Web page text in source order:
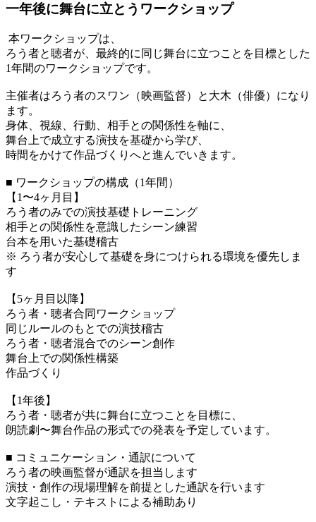
一年後に舞台に立とうワークショップ
本ワークショップは、
ろう者と聴者が、最終的に同じ舞台に立つことを目標とした
1年間のワークショップです。
主催者はろう者のスワン（映画監督）と大木（俳優）になり
ます。
身体、視線、行動、相手との関係性を軸に、
舞台上で成立する演技を基礎から学び、
時間をかけて作品づくりへと進んでいきます。
■ ワークショップの構成（1年間）
【1〜4ヶ月目】
ろう者のみでの演技基礎トレーニング
相手との関係性を意識したシーン練習
台本を用いた基礎稽古
※ ろう者が安心して基礎を身につけられる環境を優先しま
す
【5ヶ月目以降】
ろう者・聴者合同ワークショップ
同じルールのもとでの演技稽古
ろう者・聴者混合でのシーン創作
舞台上での関係性構築
作品づくり
【1年後】
ろう者・聴者が共に舞台に立つことを目標に、
朗読劇〜舞台作品の形式での発表を予定しています。
■ コミュニケーション・通訳について
ろう者の映画監督が通訳を担当します
演技・創作の現場理解を前提とした通訳を行います
文字起こし・テキストによる補助あり